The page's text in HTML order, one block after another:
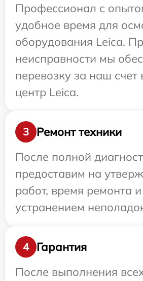
Профессионал с
удобное время для
оборудования Leica.
неисправности мы
перевозку за наш счет
центр Leica.
3
Ремонт техники
После полной
предоставим на
работ, время ремонта
устранением
4
Гарантия
После выполнения